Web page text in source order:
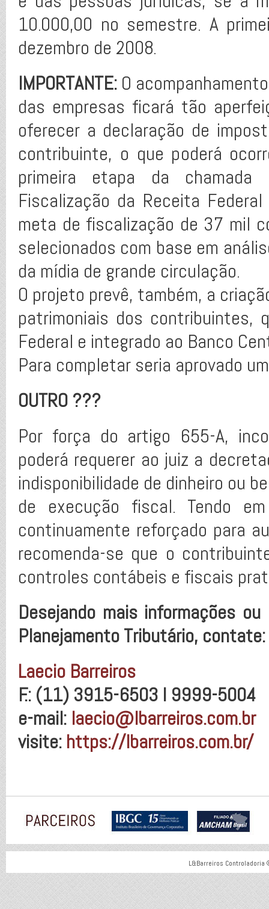
10.000,00 no semestre. A
dezembro de 2008.
IMPORTANTE: O
das empresas ficará tão
oferecer a declaração de
contribuinte, o que poderá
primeira etapa da
Fiscalização da Receita
meta de fiscalização de 37 mil
selecionados com base em
da mídia de grande circulação.
O projeto prevê, também, a
patrimoniais dos contribuintes,
Federal e integrado ao Banco
Para completar seria aprovado
OUTRO ???
Por força do artigo 655-A,
poderá requerer ao juiz a
indisponibilidade de dinheiro ou
de execução fiscal. Tendo
continuamente reforçado para
recomenda-se que o
controles contábeis e fiscais
Desejando mais informações
Planejamento Tributário, contate:
Laecio Barreiros
F.: (11) 3915-6503 I 9999-5004
e-mail: laecio@lbarreiros.com.br
visite: https://lbarreiros.com.br/
L&Barreiros